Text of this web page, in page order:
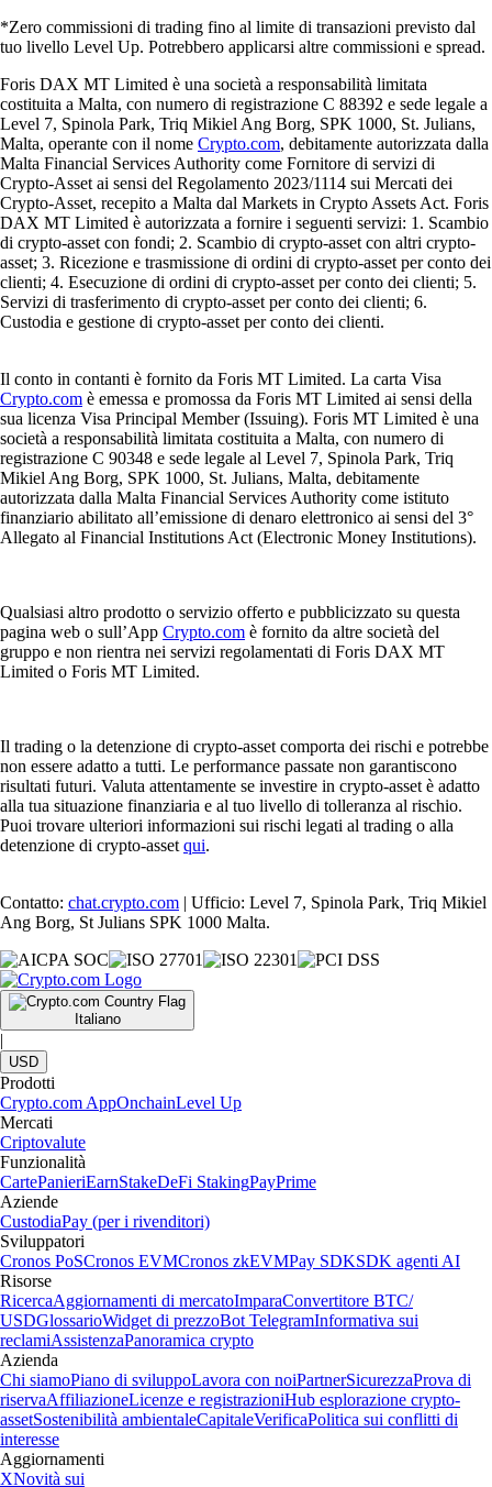
*Zero commissioni di trading fino al limite di transazioni previsto dal
tuo livello Level Up. Potrebbero applicarsi altre commissioni e spread.
Foris DAX MT Limited è una società a responsabilità limitata
costituita a Malta, con numero di registrazione C 88392 e sede legale a
Level 7, Spinola Park, Triq Mikiel Ang Borg, SPK 1000, St. Julians,
Malta, operante con il nome Crypto.com, debitamente autorizzata dalla
Malta Financial Services Authority come Fornitore di servizi di
Crypto-Asset ai sensi del Regolamento 2023/1114 sui Mercati dei
Crypto-Asset, recepito a Malta dal Markets in Crypto Assets Act. Foris
DAX MT Limited è autorizzata a fornire i seguenti servizi: 1. Scambio
di crypto-asset con fondi; 2. Scambio di crypto-asset con altri crypto-
asset; 3. Ricezione e trasmissione di ordini di crypto-asset per conto dei
clienti; 4. Esecuzione di ordini di crypto-asset per conto dei clienti; 5.
Servizi di trasferimento di crypto-asset per conto dei clienti; 6.
Custodia e gestione di crypto-asset per conto dei clienti.
Il conto in contanti è fornito da Foris MT Limited. La carta Visa
Crypto.com è emessa e promossa da Foris MT Limited ai sensi della
sua licenza Visa Principal Member (Issuing). Foris MT Limited è una
società a responsabilità limitata costituita a Malta, con numero di
registrazione C 90348 e sede legale al Level 7, Spinola Park, Triq
Mikiel Ang Borg, SPK 1000, St. Julians, Malta, debitamente
autorizzata dalla Malta Financial Services Authority come istituto
finanziario abilitato all’emissione di denaro elettronico ai sensi del 3°
Allegato al Financial Institutions Act (Electronic Money Institutions).
Qualsiasi altro prodotto o servizio offerto e pubblicizzato su questa
pagina web o sull’App Crypto.com è fornito da altre società del
gruppo e non rientra nei servizi regolamentati di Foris DAX MT
Limited o Foris MT Limited.
Il trading o la detenzione di crypto-asset comporta dei rischi e potrebbe
non essere adatto a tutti. Le performance passate non garantiscono
risultati futuri. Valuta attentamente se investire in crypto-asset è adatto
alla tua situazione finanziaria e al tuo livello di tolleranza al rischio.
Puoi trovare ulteriori informazioni sui rischi legati al trading o alla
detenzione di crypto-asset qui.
Contatto: chat.crypto.com | Ufficio: Level 7, Spinola Park, Triq Mikiel
Ang Borg, St Julians SPK 1000 Malta.
Italiano
|
USD
Prodotti
Crypto.com AppOnchainLevel Up
Mercati
Criptovalute
Funzionalità
CartePanieriEarnStakeDeFi StakingPayPrime
Aziende
CustodiaPay (per i rivenditori)
Sviluppatori
Cronos PoSCronos EVMCronos zkEVMPay SDKSDK agenti AI
Risorse
RicercaAggiornamenti di mercatoImparaConvertitore BTC/
USDGlossarioWidget di prezzoBot TelegramInformativa sui
reclamiAssistenzaPanoramica crypto
Azienda
Chi siamoPiano di sviluppoLavora con noiPartnerSicurezzaProva di
riservaAffiliazioneLicenze e registrazioniHub esplorazione crypto-
assetSostenibilità ambientaleCapitaleVerificaPolitica sui conflitti di
interesse
Aggiornamenti
XNovità sui